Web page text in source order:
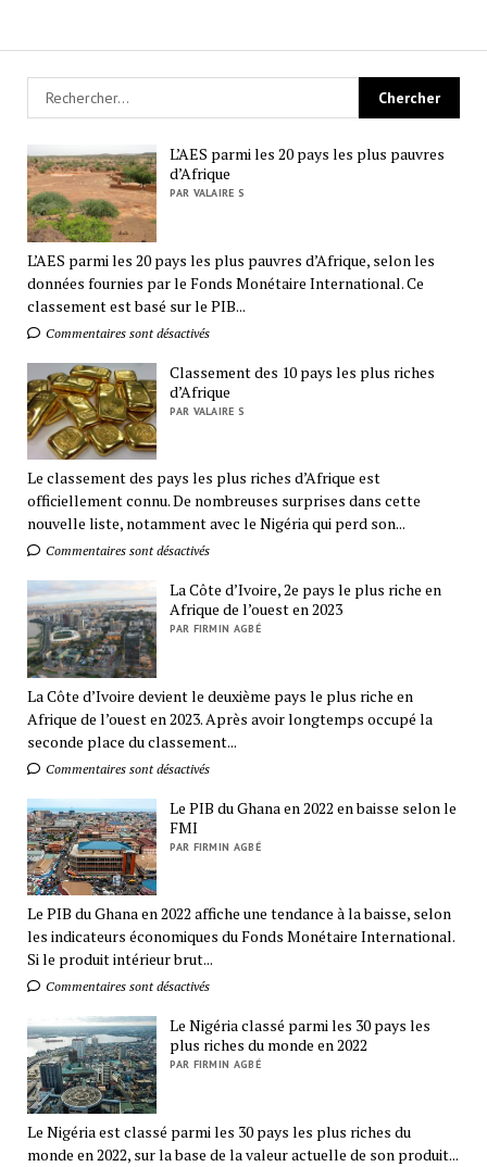
L’AES parmi les 20 pays les plus pauvres
d’Afrique
PAR VALAIRE S
L’AES parmi les 20 pays les plus pauvres d’Afrique, selon les
données fournies par le Fonds Monétaire International. Ce
classement est basé sur le PIB...
Commentaires sont désactivés
Classement des 10 pays les plus riches
d’Afrique
PAR VALAIRE S
Le classement des pays les plus riches d’Afrique est
officiellement connu. De nombreuses surprises dans cette
nouvelle liste, notamment avec le Nigéria qui perd son...
Commentaires sont désactivés
La Côte d’Ivoire, 2e pays le plus riche en
Afrique de l’ouest en 2023
PAR FIRMIN AGBÉ
La Côte d’Ivoire devient le deuxième pays le plus riche en
Afrique de l’ouest en 2023. Après avoir longtemps occupé la
seconde place du classement...
Commentaires sont désactivés
Le PIB du Ghana en 2022 en baisse selon le
FMI
PAR FIRMIN AGBÉ
Le PIB du Ghana en 2022 affiche une tendance à la baisse, selon
les indicateurs économiques du Fonds Monétaire International.
Si le produit intérieur brut...
Commentaires sont désactivés
Le Nigéria classé parmi les 30 pays les
plus riches du monde en 2022
PAR FIRMIN AGBÉ
Le Nigéria est classé parmi les 30 pays les plus riches du
monde en 2022, sur la base de la valeur actuelle de son produit...